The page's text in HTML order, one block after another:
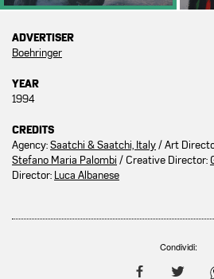
ADVERTISER
Boehringer
YEAR
1994
CREDITS
Agency:Saatchi & Saatchi, Italy/ Art
Stefano Maria Palombi / Creative Director:
Director: Luca Albanese
Condividi: